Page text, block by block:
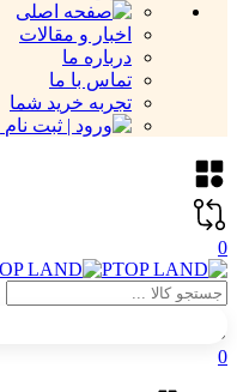
اخبار و مقالات
درباره ما
تماس با ما
تجربه خرید شما
0
0